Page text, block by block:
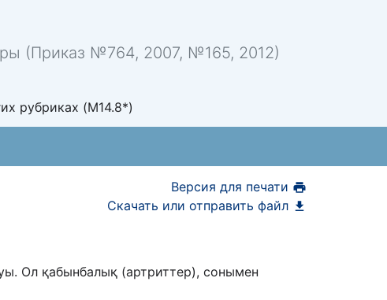
(Приказ №764, 2007, №165, 2012)
рубриках (M14.8*)
Версия для печати
Скачать или отправить файл
Ол қабынбалық (артриттер), сонымен